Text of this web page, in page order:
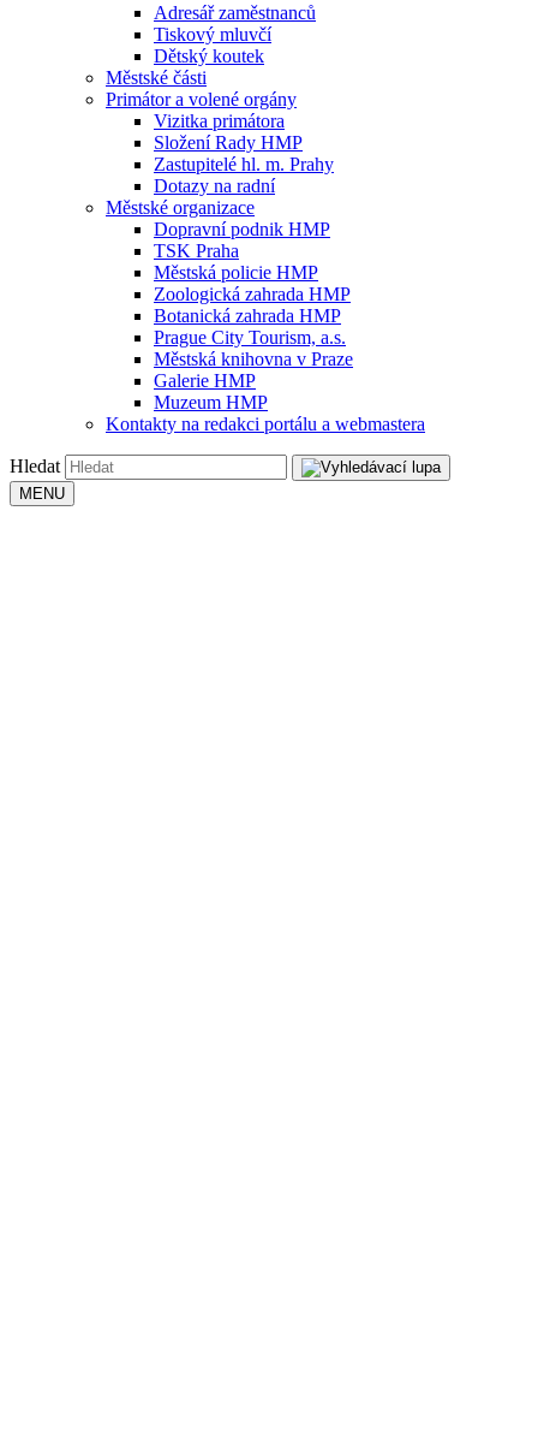
Adresář zaměstnanců
Tiskový mluvčí
Dětský koutek
Městské části
Primátor a volené orgány
Vizitka primátora
Složení Rady HMP
Zastupitelé hl. m. Prahy
Dotazy na radní
Městské organizace
Dopravní podnik HMP
TSK Praha
Městská policie HMP
Zoologická zahrada HMP
Botanická zahrada HMP
Prague City Tourism, a.s.
Městská knihovna v Praze
Galerie HMP
Muzeum HMP
Kontakty na redakci portálu a webmastera
Hledat
MENU